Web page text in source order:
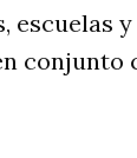
escuelas
conjunto